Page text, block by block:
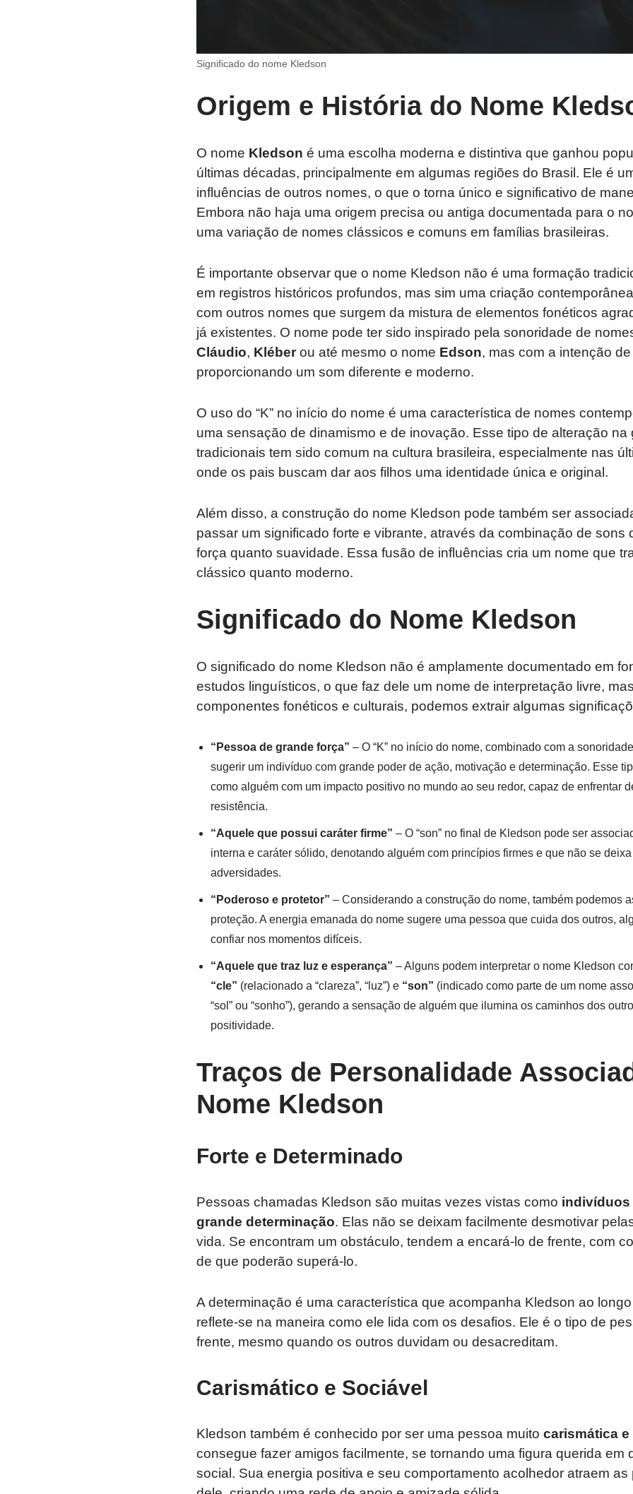
Significado do nome Kledson
Origem e História do Nome
O nome Kledson é uma escolha moderna e distintiva que ganhou
últimas décadas, principalmente em algumas regiões do Brasil. Ele é
influências de outros nomes, o que o torna único e significativo de
Embora não haja uma origem precisa ou antiga documentada para o
uma variação de nomes clássicos e comuns em famílias brasileiras.
É importante observar que o nome Kledson não é uma formação
em registros históricos profundos, mas sim uma criação
com outros nomes que surgem da mistura de elementos fonéticos
já existentes. O nome pode ter sido inspirado pela sonoridade de
Cláudio, Kléberou até mesmo o nome Edson, mas com a intenção
proporcionando um som diferente e moderno.
O uso do “K” no início do nome é uma característica de nomes
uma sensação de dinamismo e de inovação. Esse tipo de alteração na
tradicionais tem sido comum na cultura brasileira, especialmente nas
onde os pais buscam dar aos filhos uma identidade única e original.
Além disso, a construção do nome Kledson pode também ser
passar um significado forte e vibrante, através da combinação de sons
força quanto suavidade. Essa fusão de influências cria um nome que
clássico quanto moderno.
Significado do Nome Kledson
O significado do nome Kledson não é amplamente documentado em
estudos linguísticos, o que faz dele um nome de interpretação livre,
componentes fonéticos e culturais, podemos extrair algumas
“Pessoa de grande força” – O “K” no início do nome, combinado com a
sugerir um indivíduo com grande poder de ação, motivação e determinação. Esse
como alguém com um impacto positivo no mundo ao seu redor, capaz de enfrentar
resistência.
“Aquele que possui caráter firme” – O “son” no final de Kledson pode ser
interna e caráter sólido, denotando alguém com princípios firmes e que não se
adversidades.
“Poderoso e protetor” – Considerando a construção do nome, também podemos
proteção. A energia emanada do nome sugere uma pessoa que cuida dos outros,
confiar nos momentos difíceis.
“Aquele que traz luz e esperança” – Alguns podem interpretar o nome Kledson
“cle” (relacionado a “clareza”, “luz”) e “son” (indicado como parte de um nome
“sol” ou “sonho”), gerando a sensação de alguém que ilumina os caminhos dos
positividade.
Traços de Personalidade
Nome Kledson
Forte e Determinado
Pessoas chamadas Kledson são muitas vezes vistas como indivíduos
grande determinação. Elas não se deixam facilmente desmotivar
vida. Se encontram um obstáculo, tendem a encará-lo de frente, com
de que poderão superá-lo.
A determinação é uma característica que acompanha Kledson ao
reflete-se na maneira como ele lida com os desafios. Ele é o tipo de
frente, mesmo quando os outros duvidam ou desacreditam.
Carismático e Sociável
Kledson também é conhecido por ser uma pessoa muito carismática
consegue fazer amigos facilmente, se tornando uma figura querida em
social. Sua energia positiva e seu comportamento acolhedor atraem